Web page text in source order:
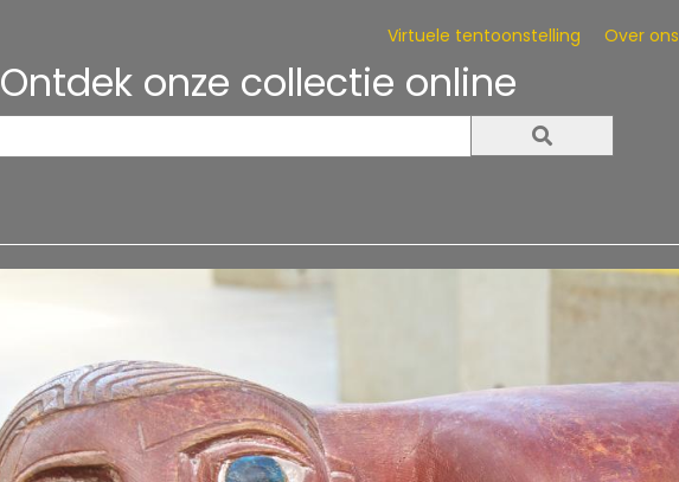
Virtuele tentoonstelling Over ons
Ontdek onze collectie online